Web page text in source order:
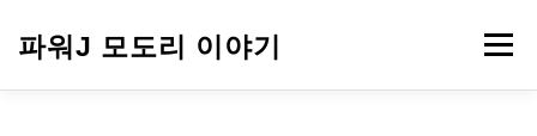
파워J 모도리 이야기 메뉴